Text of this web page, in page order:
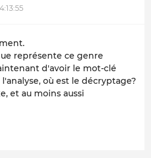
représente ce genre
d'avoir le mot-clé
l'analyse, où est le décryptage?
et au moins aussi